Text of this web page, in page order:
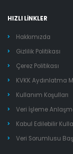
HIZLI LİNKLER
Hakkımızda
Gizlilik Politikası
Çerez Politikası
KVKK Aydınlatma
Kullanım Koşulları
Veri İşleme
Kabul Edilebilir
Veri Sorumlusu